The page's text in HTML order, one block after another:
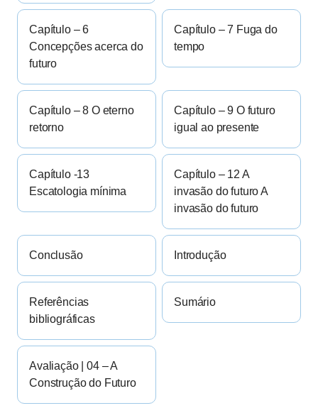
Capítulo – 6
Concepções acerca do
futuro
Capítulo – 7 Fuga do
tempo
Capítulo – 8 O eterno
retorno
Capítulo – 9 O futuro
igual ao presente
Capítulo -13
Escatologia mínima
Capítulo – 12 A
invasão do futuro A
invasão do futuro
Conclusão Introdução
Referências
bibliográficas
Sumário
Avaliação | 04 – A
Construção do Futuro